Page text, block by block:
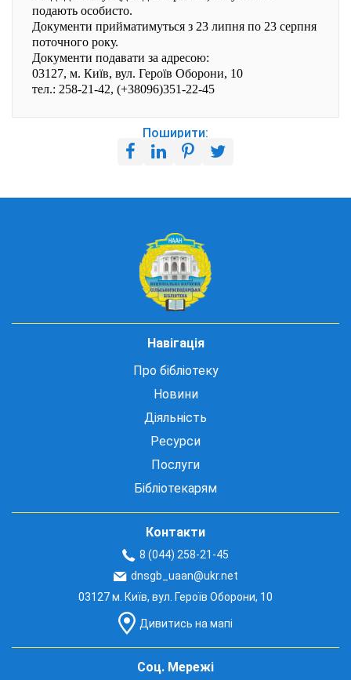
подають особисто.
Документи прийматимуться з 23 липня по 23 серпня
поточного року.
Документи подавати за адресою:
03127, м. Київ, вул. Героїв Оборони, 10
тел.: 258-21-42, (+38096)351-22-45
Поширити:
Навігація
Про бібліотеку
Новини
Діяльність
Ресурси
Послуги
Бібліотекарям
Контакти
8 (044) 258-21-45
dnsgb_uaan@ukr.net
03127 м. Київ, вул. Героїв Оборони, 10
Дивитись на мапі
Соц. Мережі